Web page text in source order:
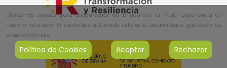
Utilizamos cookies para asegurarnos de brindarnos la mejor experiencia en
nuestro sitio web. Si continúas utilizando este sitio, asumiremos que estás de
acuerdo con ello.
Política de Cookies Aceptar Rechazar